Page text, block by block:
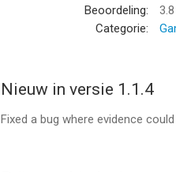
Beoordeling:
3.8
Categorie:
Nieuw in versie 1.1.4
Fixed a bug where evidence